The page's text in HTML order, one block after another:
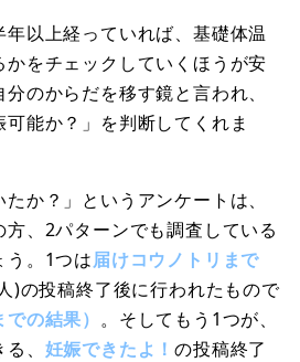
以上経っていれば、基礎体温
をチェックしていくほうが安
のからだを移す鏡と言われ、
能か？」を判断してくれま
たか？」というアンケートは、
、2パターンでも調査している
う。1つは届けコウノトリまで
)の投稿終了後に行われたもので
の結果） 。そしてもう1つが、
、 妊娠できたよ！の投稿終了